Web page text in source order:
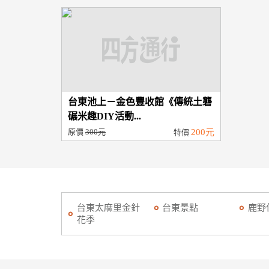
台東池上－金色豐收館《傳統土礱
碾米趣DIY活動...
原價 300元 特價 200元
台東太麻里金針
花季
台東景點 鹿野